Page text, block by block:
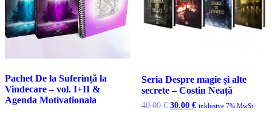
Pachet De la Suferință la
Vindecare – vol. I+II &
Agenda Motivationala
Seria Despre magie și alte
secrete – Costin Neață
40.00€ Prețul
30.00 €Prețul
inklusive 7% MwSt.